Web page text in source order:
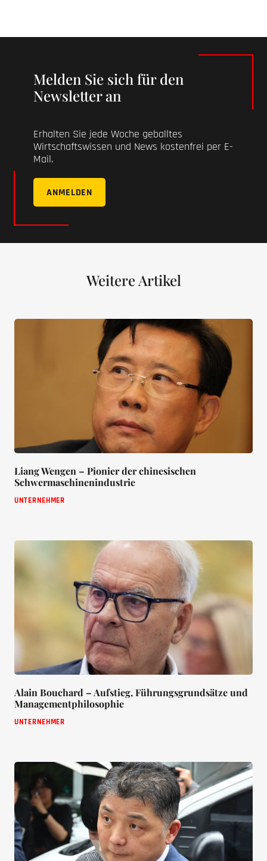
Melden Sie sich für den
Newsletter an
Erhalten Sie jede Woche geballtes
Wirtschaftswissen und News kostenfrei per E-
Mail.
ANMELDEN
Weitere Artikel
Liang Wengen – Pionier der chinesischen
Schwermaschinenindustrie
UNTERNEHMER
Alain Bouchard – Aufstieg, Führungsgrundsätze und
Managementphilosophie
UNTERNEHMER